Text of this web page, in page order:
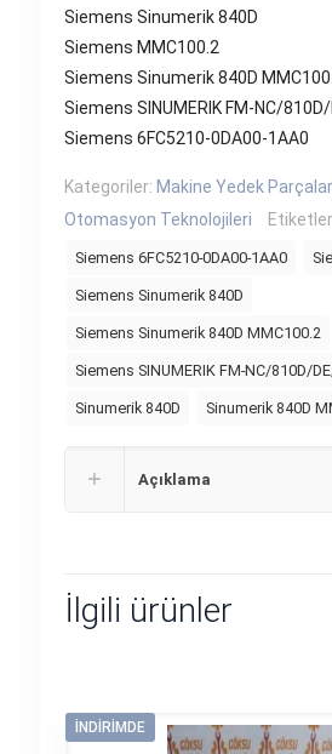
Siemens Sinumerik 840D
Siemens MMC100.2
Siemens Sinumerik 840D
Siemens SINUMERIK FM-NC/
Siemens 6FC5210-0DA00-1AA0
Kategoriler: Makine Yedek
Otomasyon Teknolojileri
Siemens 6FC5210-0DA00-1AA0
Siemens Sinumerik 840D
Siemens Sinumerik 840D MMC100.2
Siemens SINUMERIK FM-NC/810D/
Sinumerik 840D Sinumerik 840D
Açıklama
İlgili ürünler
İNDIRIMDE